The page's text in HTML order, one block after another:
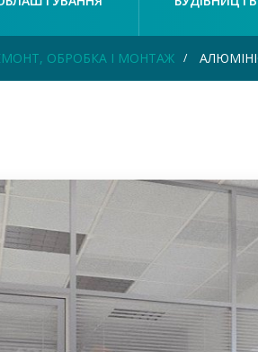
ОБРОБКА І МОНТАЖ